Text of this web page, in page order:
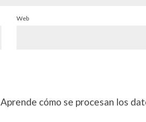
Web
Aprende cómo se procesan los